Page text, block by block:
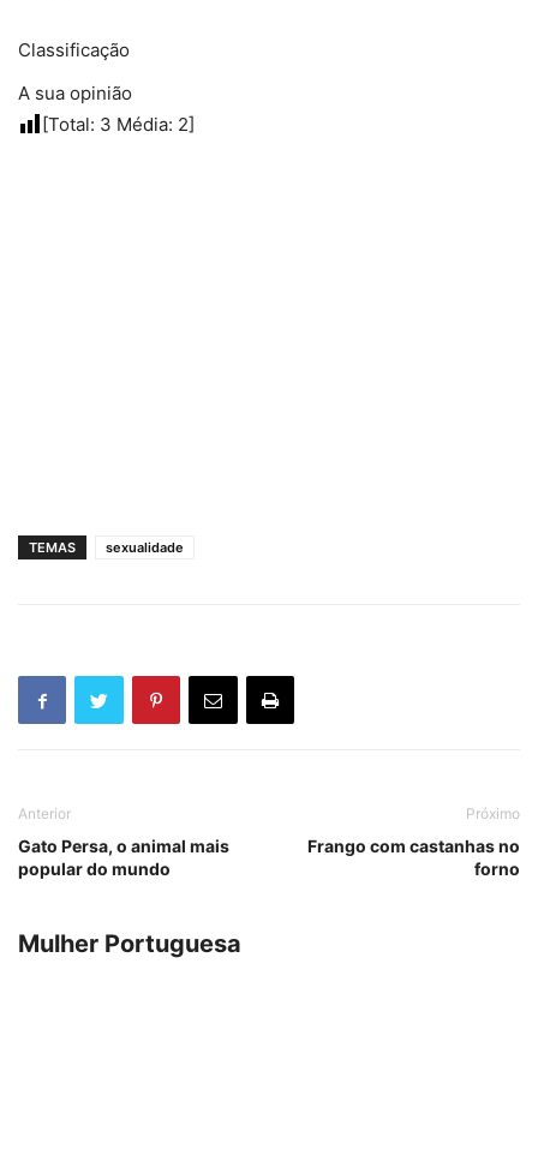
Classificação
A sua opinião
[Total: 3 Média: 2]
TEMAS sexualidade
Anterior
Gato Persa, o animal mais
popular do mundo
Próximo
Frango com castanhas no
forno
Mulher Portuguesa